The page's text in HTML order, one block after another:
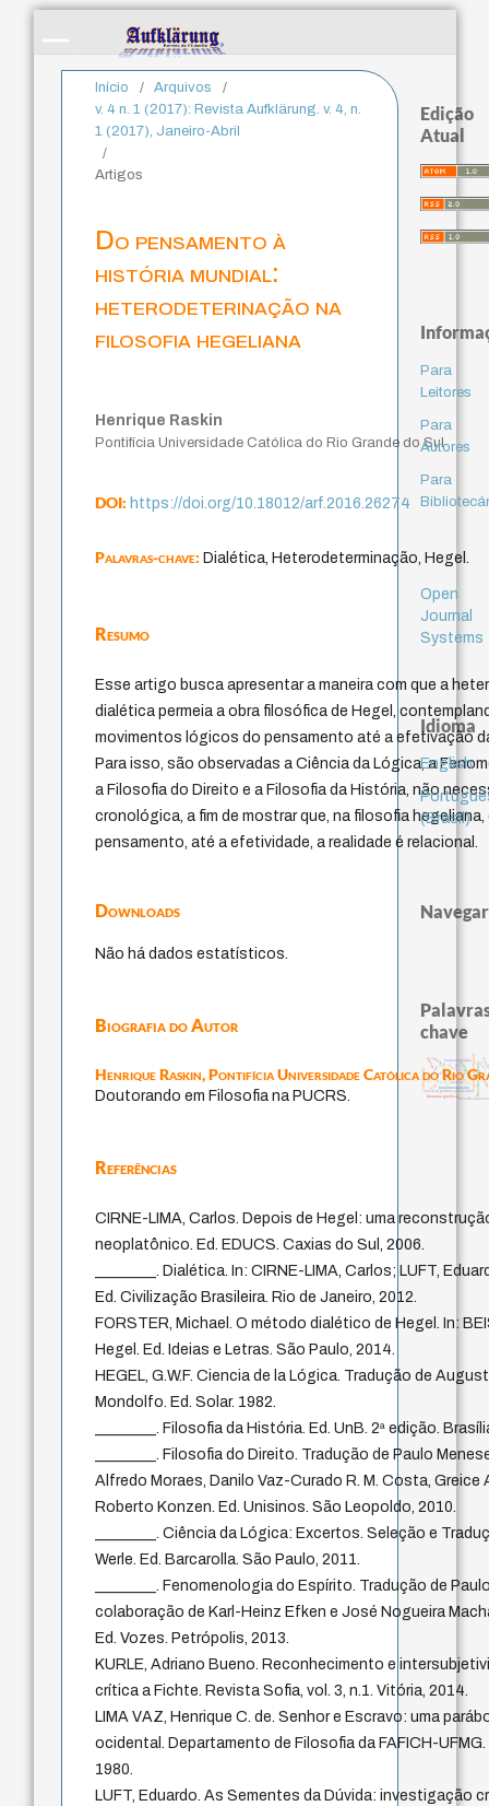
Início / Arquivos
/
v. 4 n. 1 (2017): Revista Aufklärung. v. 4, n.
1 (2017), Janeiro-Abril
/
Artigos
Do pensamento à
história mundial:
heterodeterinação na
filosofia hegeliana
Henrique Raskin
Pontifícia Universidade Católica do Rio Grande do Sul
DOI:https://doi.org/10.18012/arf.2016.26274
Palavras-chave:Dialética, Heterodeterminação, Hegel.
Resumo
Esse artigo busca apresentar a maneira com que a
dialética permeia a obra filosófica de Hegel,
movimentos lógicos do pensamento até a efetivação
Para isso, são observadas a Ciência da Lógica, a
a Filosofia do Direito e a Filosofia da História, não
cronológica, a fim de mostrar que, na filosofia
pensamento, até a efetividade, a realidade é relacional.
Downloads
Não há dados estatísticos.
Biografia do Autor
Henrique Raskin,Pontifícia Universidade Católica do Rio
Doutorando em Filosofia na PUCRS.
Referências
CIRNE-LIMA, Carlos. Depois de Hegel: uma
neoplatônico. Ed. EDUCS. Caxias do Sul, 2006.
________. Dialética. In: CIRNE-LIMA, Carlos; LUFT,
Ed. Civilização Brasileira. Rio de Janeiro, 2012.
FORSTER, Michael. O método dialético de Hegel. In:
Hegel. Ed. Ideias e Letras. São Paulo, 2014.
HEGEL, G.W.F. Ciencia de la Lógica. Tradução de
Mondolfo. Ed. Solar. 1982.
________. Filosofia da História. Ed. UnB. 2ª edição.
________. Filosofia do Direito. Tradução de Paulo
Alfredo Moraes, Danilo Vaz-Curado R. M. Costa, Greice
Roberto Konzen. Ed. Unisinos. São Leopoldo, 2010.
________. Ciência da Lógica: Excertos. Seleção e
Werle. Ed. Barcarolla. São Paulo, 2011.
________. Fenomenologia do Espírito. Tradução de
colaboração de Karl-Heinz Efken e José Nogueira
Ed. Vozes. Petrópolis, 2013.
KURLE, Adriano Bueno. Reconhecimento e
crítica a Fichte. Revista Sofia, vol. 3, n.1. Vitória, 2014.
LIMA VAZ, Henrique C. de. Senhor e Escravo: uma
ocidental. Departamento de Filosofia da FAFICH-
1980.
LUFT, Eduardo. As Sementes da Dúvida: investigação
Edição
Atual
Para
Leitores
Para
Autores
Para
Open
Journal
Systems
Idioma
English
(Brasil)
Navegar
chave
fundamentalismo
jacobi protágorasexperiência temporal
metafísica do tempo
género
idadeintolerância
classical german philosophy
homem-medida
filosofias indígenas
j.c.m. neto palavra
literatura (poética)
perdón
leyes
violencia
logos
lei
filosofia francesa
desejo
mind
viktor frankl